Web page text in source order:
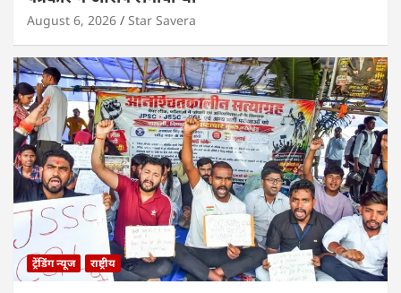
August 6, 2026 Star Savera
ट्रेंडिंग न्यूज राष्ट्रीय